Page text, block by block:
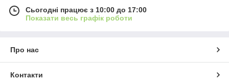
Сьогодні працює з 10:00 до 17:00
Показати весь графік роботи
Про нас
Контакти